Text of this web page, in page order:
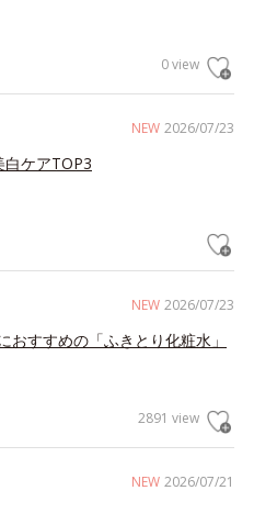
0 view
NEW 2026/07/23
ケアTOP3
NEW 2026/07/23
すすめの「ふきとり化粧水」
2891 view
NEW 2026/07/21